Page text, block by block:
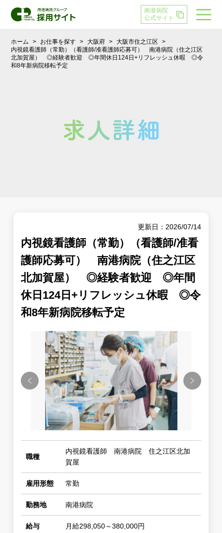
南港病院
公式サイト
ホーム > お仕事を探す > 大阪府 > 大阪市住之江区
>
内視鏡看護師（常勤）（看護師/准看護師応募可） 南港病院（住之江区
北加賀屋） ◎経験者歓迎 ◎年間休日124日+リフレッシュ休暇 ◎令
和8年新病院移転予定
更新日：2026/07/14
内視鏡看護師（常勤）（看護師/准看
護師応募可） 南港病院（住之江区
北加賀屋） ◎経験者歓迎 ◎年間
休日124日+リフレッシュ休暇 ◎令
和8年新病院移転予定
Previous
職種
内視鏡看護師 南港病院 住之江区北加
賀屋
雇用形態 常勤
勤務地 南港病院
給与 月給298,050～380,000円